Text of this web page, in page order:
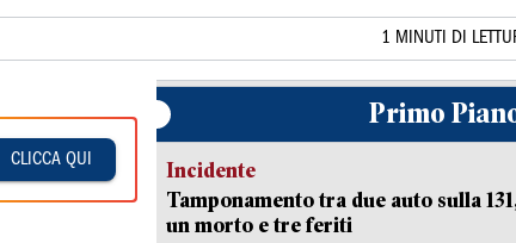
1 MINUTI DI
CLICCA QUI
Primo
Incidente
Tamponamento tra due auto sulla
un morto e tre feriti